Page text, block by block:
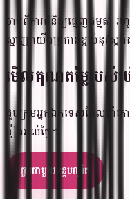
ចាប់ពីការពិនិត្យធ្មេញធម្មត
ស្មាញ យើងប្រកាន់ខ្ជាប់នូវស្ត
មើលគុណតម្លៃរបស់
ជួបក្រុមអ្នកឯកទេសដែលនាំគ
រៀងរាល់ថ្ងៃ។
ជួបជាមួយទន្តបណ្ឌិត